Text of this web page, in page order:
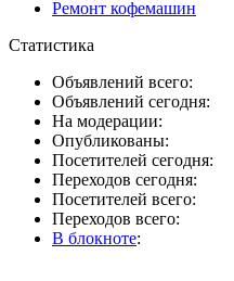
Ремонт кофемашин
Статистика
Объявлений всего:
Объявлений сегодня:
На модерации:
Опубликованы:
Посетителей сегодня:
Переходов сегодня:
Посетителей всего:
Переходов всего:
В блокноте: